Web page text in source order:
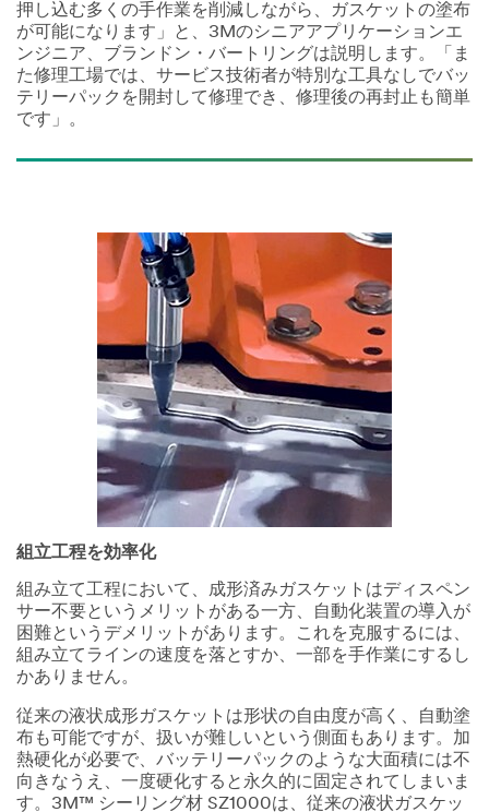
押し込む多くの手作業を削減しながら、ガスケットの塗布
が可能になります」と、3Mのシニアアプリケーションエ
ンジニア、ブランドン・バートリングは説明します。「ま
た修理工場では、サービス技術者が特別な工具なしでバッ
テリーパックを開封して修理でき、修理後の再封止も簡単
です」。
組立工程を効率化
組み立て工程において、成形済みガスケットはディスペン
サー不要というメリットがある一方、自動化装置の導入が
困難というデメリットがあります。これを克服するには、
組み立てラインの速度を落とすか、一部を手作業にするし
かありません。
従来の液状成形ガスケットは形状の自由度が高く、自動塗
布も可能ですが、扱いが難しいという側面もあります。加
熱硬化が必要で、バッテリーパックのような大面積には不
向きなうえ、一度硬化すると永久的に固定されてしまいま
す。3M™ シーリング材 SZ1000は、従来の液状ガスケッ